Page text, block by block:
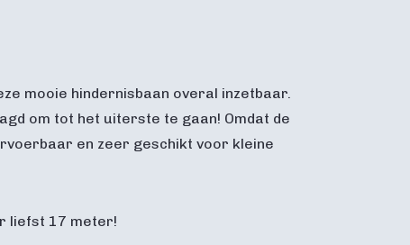
mooie hindernisbaan overal inzetbaar.
om tot het uiterste te gaan! Omdat de
en zeer geschikt voor kleine
liefst 17 meter!